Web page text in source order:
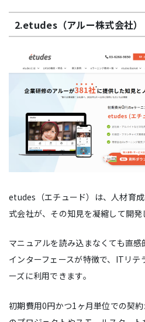
2.etudes（アルー株式会社）
etudes（エチュード）は、人材育
式会社が、その知見を凝縮して開発
マニュアルを読み込まなくても直
インターフェースが特徴で、ITリ
ーズに利用できます。
初期費用0円かつ1ヶ月単位での契